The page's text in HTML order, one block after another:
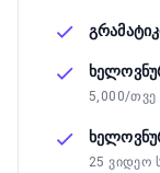
5,000/თვე
25 ვიდეო